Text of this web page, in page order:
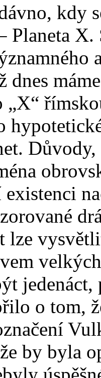
kdy
Planeta
dnes
„X“
lze
o tom,
by byla